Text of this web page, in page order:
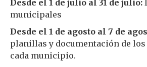
Desde el 1 de julio al 31 de julio:
municipales
Desde el 1 de agosto al 7 de
planillas y documentación de
cada municipio.